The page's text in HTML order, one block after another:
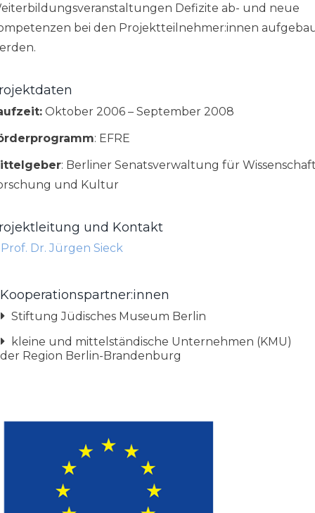
Defizite ab- und neue
bei den Projektteilnehmer:innen
Oktober 2006 – September 2008
: EFRE
: Berliner Senatsverwaltung für
und Kultur
und Kontakt
Prof. Dr. Jürgen Sieck
Kooperationspartner:innen
Stiftung Jüdisches Museum Berlin
kleine und mittelständische Unternehmen (KMU)
der Region Berlin-Brandenburg